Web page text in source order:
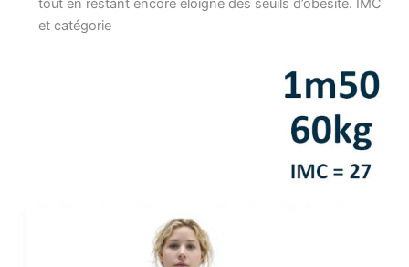
tout en restant encore éloigné des seuils d’obésité. IMC
et catégorie